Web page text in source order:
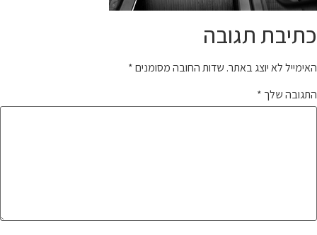
כתיבת תגובה
האימייל לא יוצג באתר. שדות החובה מסומנים*
התגובה שלך *